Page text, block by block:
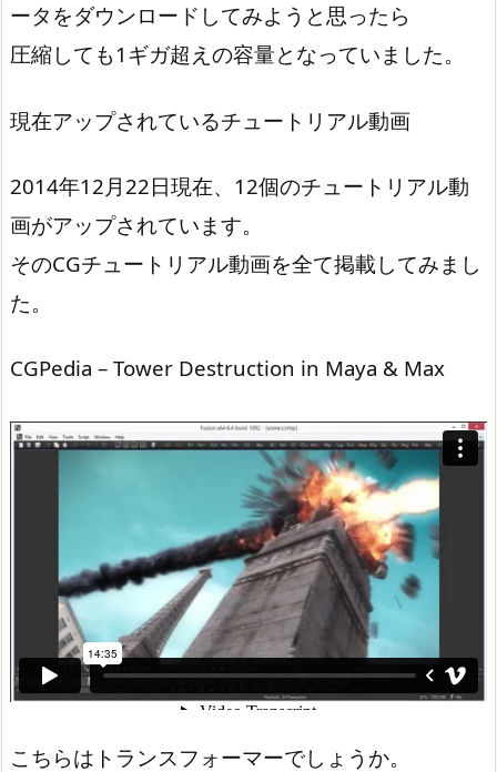
ータをダウンロードしてみようと思ったら
圧縮しても1ギガ超えの容量となっていました。
現在アップされているチュートリアル動画
2014年12月22日現在、12個のチュートリアル動
画がアップされています。
そのCGチュートリアル動画を全て掲載してみまし
た。
CGPedia – Tower Destruction in Maya & Max
こちらはトランスフォーマーでしょうか。